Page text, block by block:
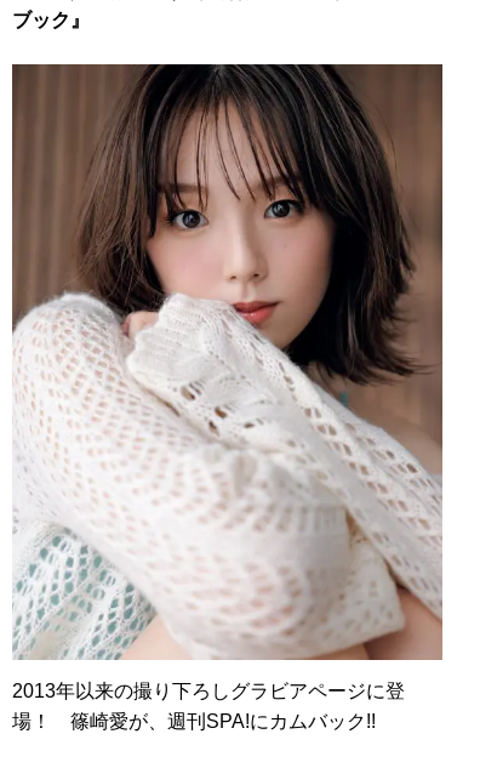
ブック』
2013年以来の撮り下ろしグラビアページに登
場！ 篠崎愛が、週刊SPA!にカムバック!!